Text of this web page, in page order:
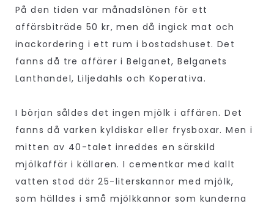
På den tiden var månadslönen för ett
affärsbiträde 50 kr, men då ingick mat och
inackordering i ett rum i bostadshuset. Det
fanns då tre affärer i Belganet, Belganets
Lanthandel, Liljedahls och Koperativa.
I början såldes det ingen mjölk i affären. Det
fanns då varken kyldiskar eller frysboxar. Men i
mitten av 40-talet inreddes en särskild
mjölkaffär i källaren. I cementkar med kallt
vatten stod där 25-literskannor med mjölk,
som hälldes i små mjölkkannor som kunderna